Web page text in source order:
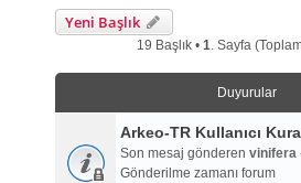
Yeni Başlık
19 Başlık •1. Sayfa
Duyurular
Arkeo-TR Kullanıcı
Son mesaj gönderen vinifera
Gönderilme zamanı forum